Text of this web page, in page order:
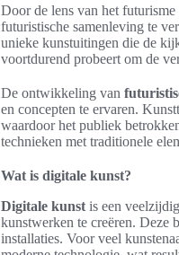
Door de lens van het
futuristische samenleving te
unieke kunstuitingen die de
voortdurend probeert om de
De ontwikkeling van
en concepten te ervaren.
waardoor het publiek
technieken met traditionele
Wat is digitale kunst?
Digitale kunst is een
kunstwerken te creëren. Deze
installaties. Voor veel